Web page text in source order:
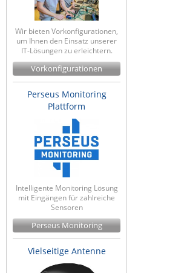
Poynting
Raritan
Riello UPS
Server Technology
Siretta
SIRIO Antenne
Tactical Software
TEKTELIC
Unwired Networks
Vision
WATTECO
Westermo
Wir bieten Vorkonfigurationen,
um Ihnen den Einsatz unserer
IT-Lösungen zu erleichtern.
Vorkonfigurationen
Perseus Monitoring
Plattform
Intelligente Monitoring Lösung
mit Eingängen für zahlreiche
Sensoren
Perseus Monitoring
Vielseitige Antenne